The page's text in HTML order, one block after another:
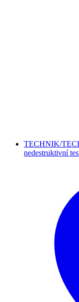
TECHNIK/
nedestruktivní